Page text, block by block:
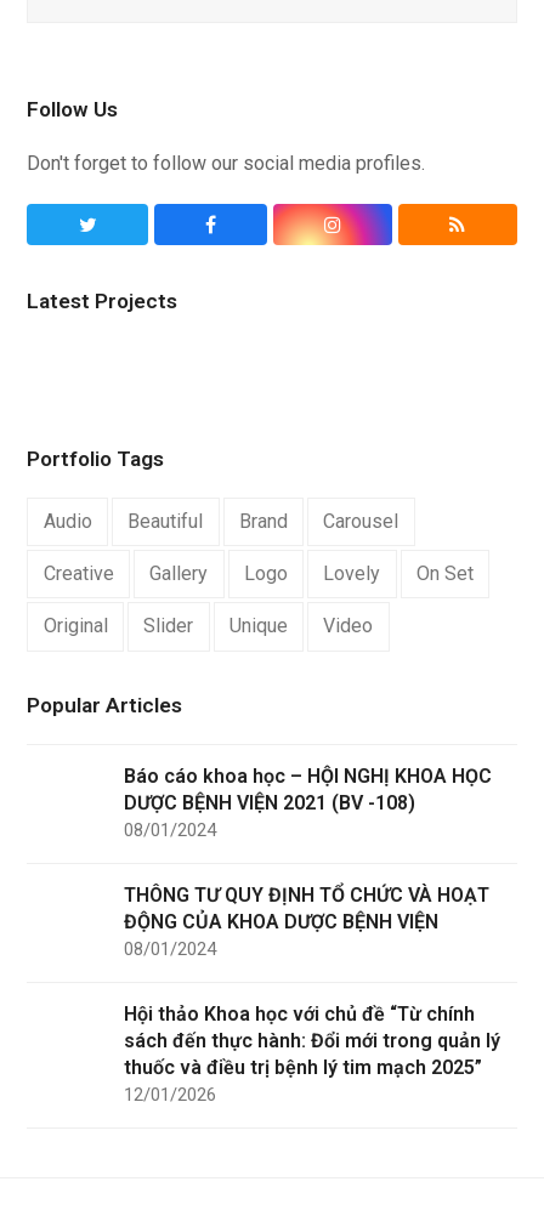
Follow Us
Don't forget to follow our social media profiles.
Twitter Facebook Instagram RSS
Latest Projects
Portfolio Tags
Audio Beautiful Brand Carousel
Creative Gallery Logo Lovely On Set
Original Slider Unique Video
Popular Articles
Báo cáo khoa học – HỘI NGHỊ KHOA HỌC
DƯỢC BỆNH VIỆN 2021 (BV -108)
08/01/2024
THÔNG TƯ QUY ĐỊNH TỔ CHỨC VÀ HOẠT
ĐỘNG CỦA KHOA DƯỢC BỆNH VIỆN
08/01/2024
Hội thảo Khoa học với chủ đề “Từ chính
sách đến thực hành: Đổi mới trong quản lý
thuốc và điều trị bệnh lý tim mạch 2025”
12/01/2026